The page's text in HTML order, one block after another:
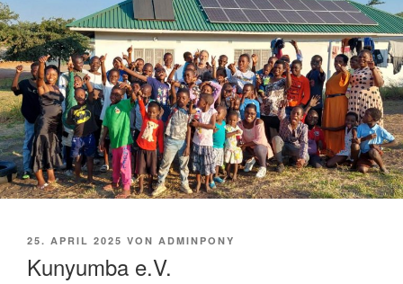
VERÖFFENTLICHT
25. APRIL 2025 VON ADMINPONY
Kunyumba e.V.